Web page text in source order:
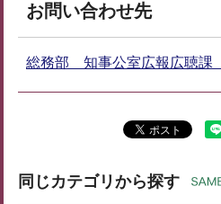
お問い合わせ先
総務部 知事公室広報広聴課
同じカテゴリから探す